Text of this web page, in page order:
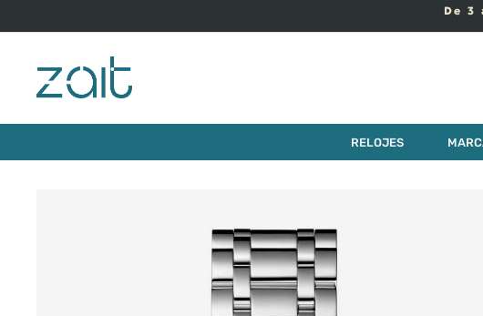
De 3
RELOJES
RELOJ LONGINES DOLCEVITA